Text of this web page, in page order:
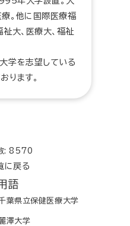
。他に国際医療福
大、医療大、福祉
学を志望している
ります。
: 8570
に戻る
語
葉県立保健医療大学
澤大学